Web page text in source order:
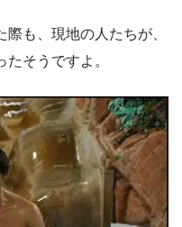
も、現地の人たちが、
そうですよ。